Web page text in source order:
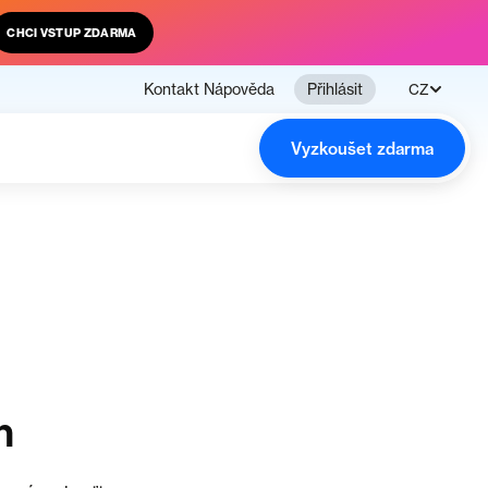
CHCI VSTUP ZDARMA
Kontakt Nápověda Přihlásit CZ
Vyzkoušet zdarma